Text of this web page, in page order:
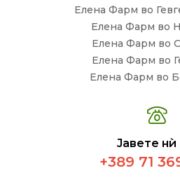
Елена Фарм во
Елена Фарм во
Елена Фарм во
Елена Фарм во
Елена Фарм во
Јавете нѝ
+389 71